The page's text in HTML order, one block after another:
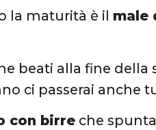
la maturità è il male
beati alla fine della
ci passerai anche
con birre che